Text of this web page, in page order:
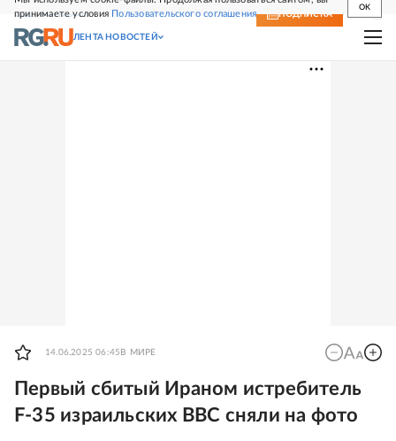
принимаете условия Пользовательского соглашения
OK
СВЕЖИЙ НОМЕР ПОДПИСКА
ЛЕНТА НОВОСТЕЙ
14.06.2025 06:45 В МИРЕ
Первый сбитый Ираном истребитель
F-35 израильских ВВС сняли на фото